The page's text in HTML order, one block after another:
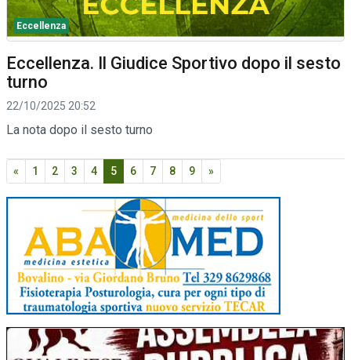
Eccellenza
Eccellenza. Il Giudice Sportivo dopo il sesto
turno
22/10/2025 20:52
La nota dopo il sesto turno
« 1 2 3 4 5 6 7 8 9 »